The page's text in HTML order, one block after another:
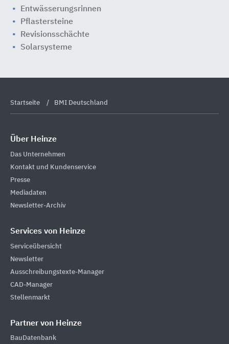
Entwässerungsrinnen
Pflastersteine
Revisionsschächte
Solarsysteme
Startseite BMI Deutschland
Über Heinze
Das Unternehmen
Kontakt und Kundenservice
Presse
Mediadaten
Newsletter-Archiv
Services von Heinze
Serviceübersicht
Newsletter
Ausschreibungstexte-Manager
CAD-Manager
Stellenmarkt
Partner von Heinze
BauDatenbank